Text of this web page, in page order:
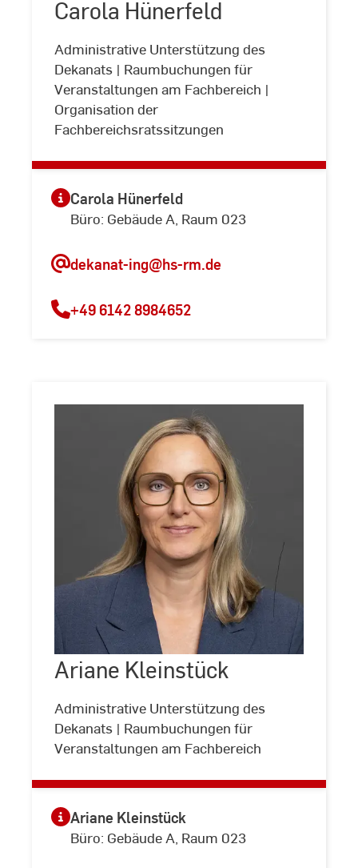
Schlote
Carola Hünerfeld
Administrative Unterstützung des
Dekanats | Raumbuchungen für
Veranstaltungen am Fachbereich |
Organisation der
Fachbereichsratssitzungen
Carola Hünerfeld
Büro: Gebäude A, Raum 023
dekanat-ing@hs-rm.de
+49 6142 8984652
©
Andreas
Schlote
schlote.de)
Ariane Kleinstück
Administrative Unterstützung des
Dekanats | Raumbuchungen für
Veranstaltungen am Fachbereich
Ariane
Kleinstück
Ariane Kleinstück
Büro: Gebäude A, Raum 023